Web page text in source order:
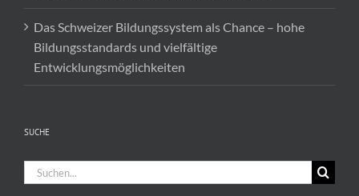
Das Schweizer Bildungssystem als Chance – hohe
Bildungsstandards und vielfältige
Entwicklungsmöglichkeiten
SUCHE
Suche